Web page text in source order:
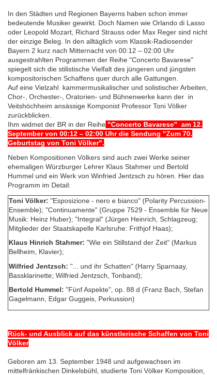
In den Städten und Regionen Bayerns haben schon immer
bedeutende Musiker gewirkt. Doch Namen wie Orlando di Lasso
oder Leopold Mozart, Richard Strauss oder Max Reger sind nicht
der einzige Beleg. In den alltäglich vom Klassik-Radiosender
Bayern 2 kurz nach Mitternacht von 00:12 – 02:00 Uhr
ausgestrahlten Programmen der Reihe "Concerto Bavarese"
spiegelt sich die stilistische Vielfalt des jüngeren und jüngsten
kompositorischen Schaffens quer durch alle Gattungen.
Auf eine Vielzahl kammermusikalischer und solistischer Arbeiten,
Chor-, Orchester-, Oratorien- und Bühnenwerke kann der in
Veitshöchheim ansässige Komponist Professor Toni Völker
zurückblicken.
Ihm widmet der BR in der Reihe "Concerto Bavarese" am 12.
Septembervon 00:12 – 02:00 Uhr die Sendung "Zum 70.
Geburtstag von Toni Völker".
Neben Kompositionen Völkers sind auch zwei Werke seiner
ehemaligen Würzburger Lehrer Klaus Stahmer und Bertold
Hummel und ein Werk von Winfried Jentzsch zu hören. Hier das
Programm im Detail:
Toni Völker: "Esposizione - nero e bianco" (Polarity Percussion-
Ensemble); "Continuamente" (Gruppe 7529 - Ensemble für Neue
Musik: Heinz Huber); "Integral" (Jürgen Heinrich, Schlagzeug;
Mitglieder der Staatskapelle Karlsruhe: Frithjof Haas);
Klaus Hinrich Stahmer: "Wie ein Stillstand der Zeit" (Markus
Bellheim, Klavier);
Wilfried Jentzsch: "... und ihr Schatten" (Harry Sparnaay,
Bassklarinette; Wilfried Jentzsch, Tonband);
Bertold Hummel: "Fünf Aspekte", op. 88 d (Franz Bach, Stefan
Gagelmann, Edgar Guggeis, Perkussion)
Rück- und Ausblick auf das künstlerische Schaffen von Toni
Völker
Geboren am 13. September 1948 und aufgewachsen im
mittelfränkischen Dinkelsbühl, studierte Toni Völker Komposition,